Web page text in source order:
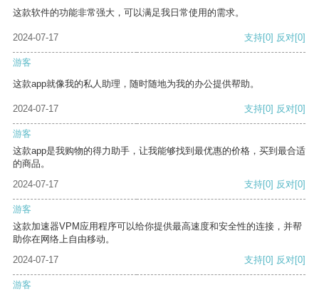
这款软件的功能非常强大，可以满足我日常使用的需求。
2024-07-17 支持[0] 反对[0]
游客
这款app就像我的私人助理，随时随地为我的办公提供帮助。
2024-07-17 支持[0] 反对[0]
游客
这款app是我购物的得力助手，让我能够找到最优惠的价格，买到最合适
的商品。
2024-07-17
支持[0] 反对[0]
游客
这款加速器VPM应用程序可以给你提供最高速度和安全性的连接，并帮
助你在网络上自由移动。
2024-07-17
支持[0] 反对[0]
游客